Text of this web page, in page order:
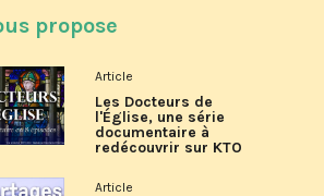
propose
Article
Les Docteurs de
l'Église, une série
documentaire à
redécouvrir sur KTO
Article